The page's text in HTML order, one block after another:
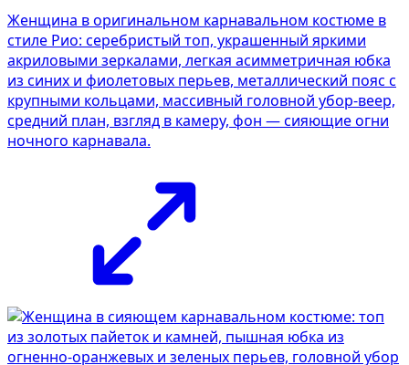
Женщина в оригинальном карнавальном костюме в
стиле Рио: серебристый топ, украшенный яркими
акриловыми зеркалами, легкая асимметричная юбка
из синих и фиолетовых перьев, металлический пояс с
крупными кольцами, массивный головной убор-веер,
средний план, взгляд в камеру, фон — сияющие огни
ночного карнавала.